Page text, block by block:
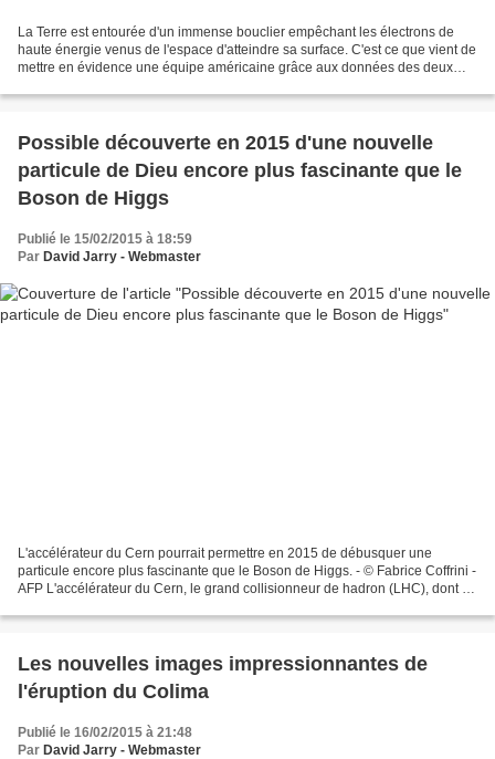
La Terre est entourée d'un immense bouclier empêchant les électrons de
haute énergie venus de l'espace d'atteindre sa surface. C'est ce que vient de
mettre en évidence une équipe américaine grâce aux données des deux
Possible découverte en 2015 d'une nouvelle
particule de Dieu encore plus fascinante que le
Boson de Higgs
Publié le 15/02/2015 à 18:59
Par David Jarry - Webmaster
L'accélérateur du Cern pourrait permettre en 2015 de débusquer une
particule encore plus fascinante que le Boson de Higgs. - © Fabrice Coffrini -
AFP L'accélérateur du Cern, le grand collisionneur de hadron (LHC), dont la
Les nouvelles images impressionnantes de
l'éruption du Colima
Publié le 16/02/2015 à 21:48
Par David Jarry - Webmaster